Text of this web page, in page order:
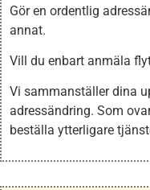
Gör en ordentlig
annat.
Vill du enbart anmäla
Vi sammanställer dina
adressändring. Som
beställa ytterligare